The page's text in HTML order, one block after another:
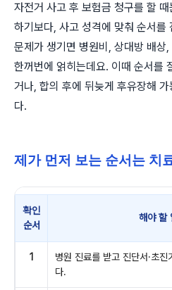
자전거 사고 후 보험금 청구를 할
하기보다, 사고 성격에 맞춰 순서를
문제가 생기면 병원비, 상대방 배상,
한꺼번에 얽히는데요. 이때 순서를
거나, 합의 후에 뒤늦게 후유장해
다.
제가 먼저 보는 순서는 치
확인
순서
해야 할
1
병원 진료를 받고 진단서·초진
다.